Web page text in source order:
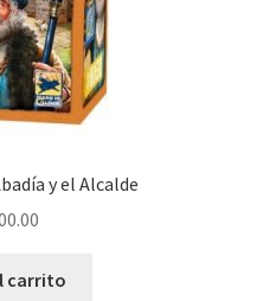
y el Alcalde
carrito